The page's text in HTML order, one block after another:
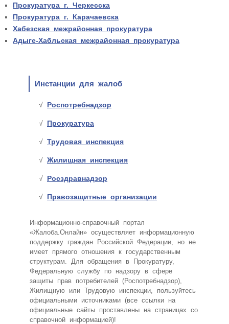
Прокуратура г. Черкесска
Прокуратура г. Карачаевска
Хабезская межрайонная прокуратура
Адыге-Хабльская межрайонная прокуратура
Инстанции для жалоб
Роспотребнадзор
Прокуратура
Трудовая инспекция
Жилищная инспекция
Росздравнадзор
Правозащитные организации
Информационно-справочный портал
«Жалоба.Онлайн» осуществляет информационную
поддержку граждан Российской Федерации, но не
имеет прямого отношения к государственным
структурам. Для обращения в Прокуратуру,
Федеральную службу по надзору в сфере
защиты прав потребителей (Роспотребнадзор),
Жилищную или Трудовую инспекции, пользуйтесь
официальными источниками (все ссылки на
официальные сайты проставлены на страницах со
справочной информацией)!